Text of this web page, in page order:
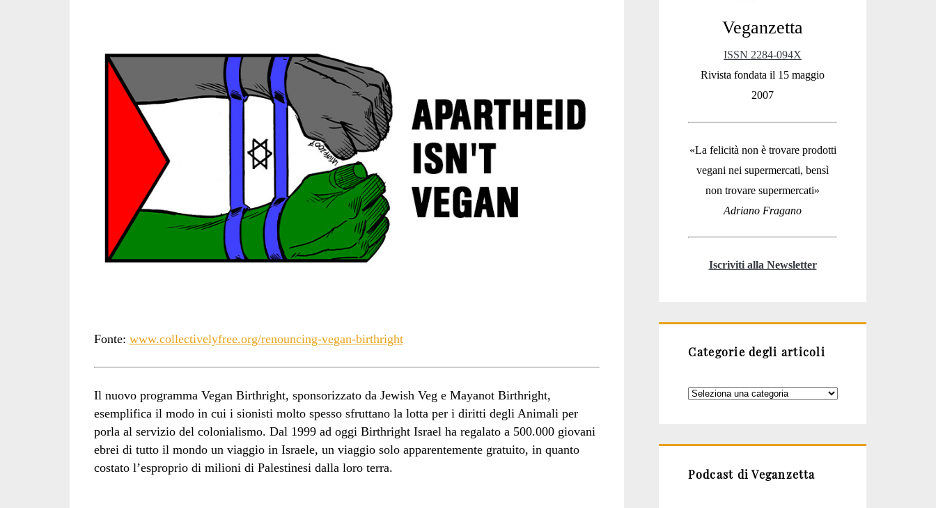
Fonte: www.collectivelyfree.org/renouncing-vegan-birthright
Il nuovo programma Vegan Birthright, sponsorizzato da Jewish Veg e Mayanot Birthright,
esemplifica il modo in cui i sionisti molto spesso sfruttano la lotta per i diritti degli Animali per
porla al servizio del colonialismo. Dal 1999 ad oggi Birthright Israel ha regalato a 500.000 giovani
ebrei di tutto il mondo un viaggio in Israele, un viaggio solo apparentemente gratuito, in quanto
costato l’esproprio di milioni di Palestinesi dalla loro terra.
Veganzetta
ISSN 2284-094X
Rivista fondata il 15 maggio
2007
«La felicità non è trovare prodotti
vegani nei supermercati, bensì
non trovare supermercati»
Adriano Fragano
Iscriviti alla Newsletter
Categorie degli articoli
Categorie
Podcast di Veganzetta